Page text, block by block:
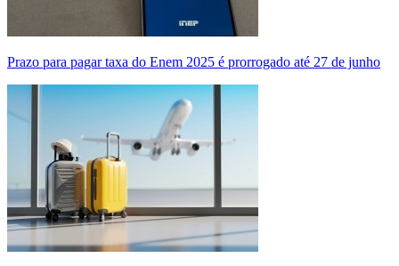
Prazo para pagar taxa do Enem 2025 é prorrogado até 27 de junho